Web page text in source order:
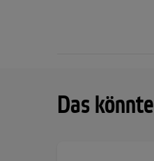
Das